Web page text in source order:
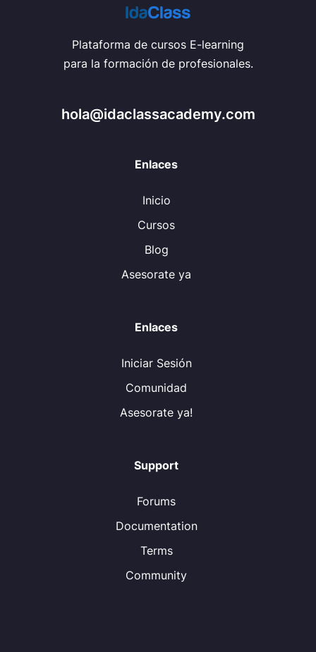
Plataforma de cursos E-learning
para la formación de profesionales.
hola@idaclassacademy.com
Enlaces
Inicio
Cursos
Blog
Asesorate ya
Enlaces
Iniciar Sesión
Comunidad
Asesorate ya!
Support
Forums
Documentation
Terms
Community